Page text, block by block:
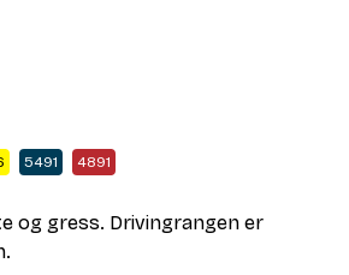
5491 4891
og gress. Drivingrangen er